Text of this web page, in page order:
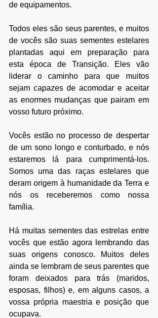
de equipamentos.
Todos eles são seus parentes, e muitos
de vocês são suas sementes estelares
plantadas aqui em preparação para
esta época de Transição. Eles vão
liderar o caminho para que muitos
sejam capazes de acomodar e aceitar
as enormes mudanças que pairam em
vosso futuro próximo.
Vocês estão no processo de despertar
de um sono longo e conturbado, e nós
estaremos lá para cumprimentá-los.
Somos uma das raças estelares que
deram origem à humanidade da Terra e
nós os receberemos como nossa
família.
Há muitas sementes das estrelas entre
vocês que estão agora lembrando das
suas origens conosco. Muitos deles
ainda se lembram de seus parentes que
foram deixados para trás (maridos,
esposas, filhos) e, em alguns casos, a
vossa própria maestria e posição que
ocupava.